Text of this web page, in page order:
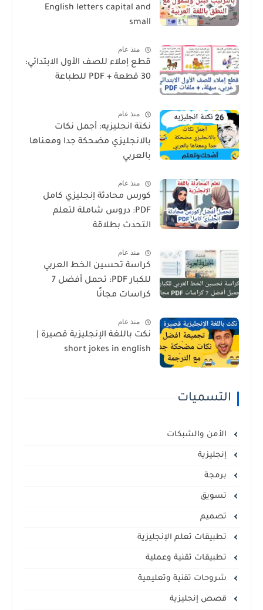
English letters capital and
small
منذ عام
قطع إملاء للصف الأول الابتدائي:
30 قطعة + PDF للطباعة
منذ عام
نكتة انجليزيه: أجمل نكات
بالانجليزي مضحكة جدا ومعناها
بالعربي
منذ عام
كورس محادثة إنجليزي كامل
PDF: دروس شاملة لتعلم
التحدث بطلاقة
منذ عام
كراسة تحسين الخط العربي
للكبار PDF: تحمل أفضل 7
كراسات مجانًا
منذ عام
نكت باللغة الإنجليزية قصيرة |
short jokes in english
التسميات
الأمن والشبكات
إنجليزية
برمجة
تسويق
تصميم
تطبيقات تعلم الإنجليزية
تطبيقات تقنية وعملية
شروحات تقنية وتعليمية
قصص إنجليزية